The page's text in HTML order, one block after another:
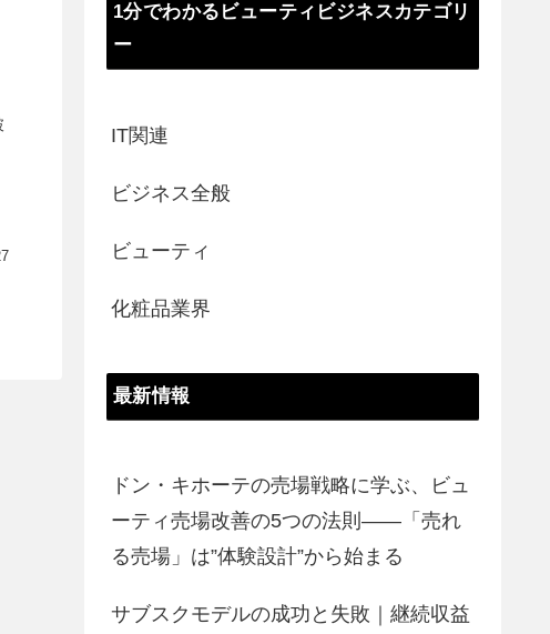
1分でわかるビューティビジネスカテゴリ
ー
IT関連
ビジネス全般
ビューティ
化粧品業界
最新情報
ドン・キホーテの売場戦略に学ぶ、ビュ
ーティ売場改善の5つの法則――「売れ
る売場」は”体験設計”から始まる
サブスクモデルの成功と失敗｜継続収益